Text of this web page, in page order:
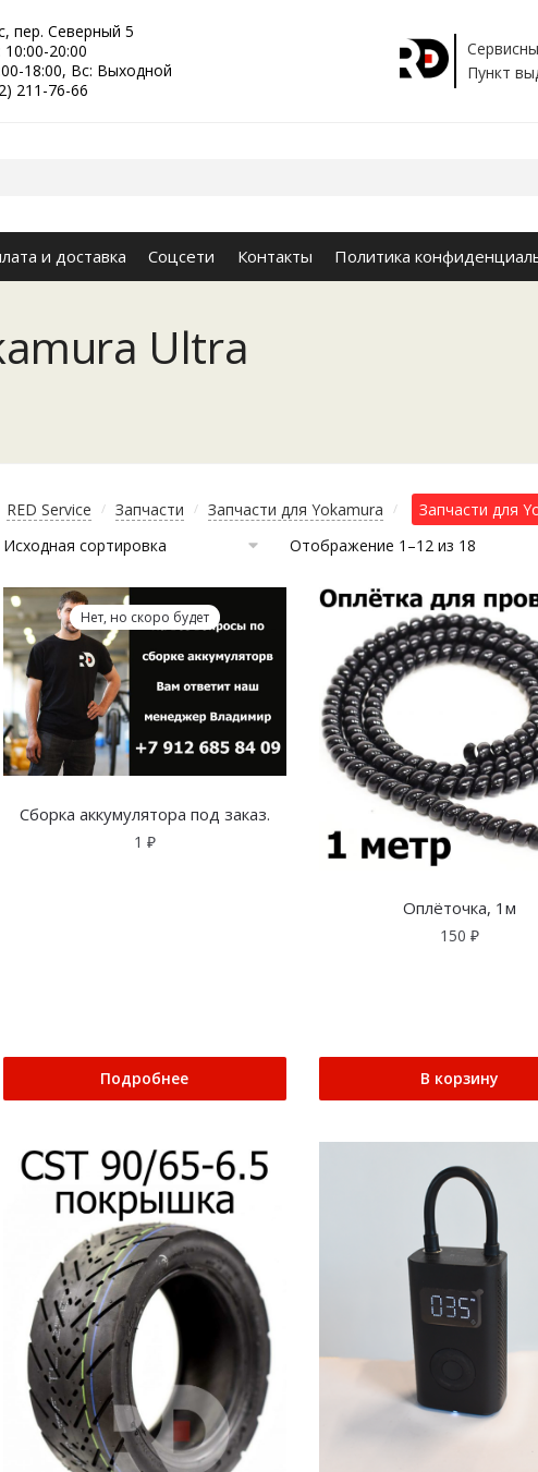
пер. Северный 5
20:00
18:00, Вс: Выходной
211-76-66
Пункт
и доставка Соцсети Контакты Политика
Ultra
RED Service / Запчасти / Запчасти для Yokamura /
Запчасти для
Отображение 1–12 из 18
Нет, но скоро будет
Сборка аккумулятора под заказ.
1 ₽
Подробнее
Оплёточка, 1м
150₽
В корзину